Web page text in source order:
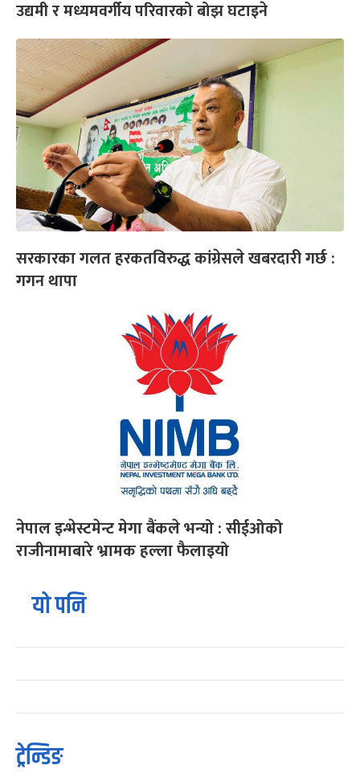
उद्यमी र मध्यमवर्गीय परिवारको बोझ घटाइने
सरकारका गलत हरकतविरुद्ध कांग्रेसले खबरदारी गर्छ :
गगन थापा
नेपाल इन्भेस्टमेन्ट मेगा बैंकले भन्यो : सीईओको
राजीनामाबारे भ्रामक हल्ला फैलाइयो
यो पनि
ट्रेन्डिङ